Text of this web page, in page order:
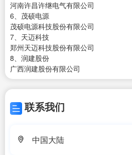
河南许昌许继电气有限公司
6、茂硕电源
茂硕电源科技股份有限公司
7、天迈科技
郑州天迈科技股份有限公司
8、润建股份
广西润建股份有限公司
联系我们
中国大陆